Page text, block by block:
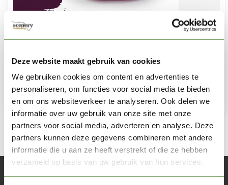
Deze website maakt gebruik van cookies
We gebruiken cookies om content en advertenties te
personaliseren, om functies voor social media te bieden
en om ons websiteverkeer te analyseren. Ook delen we
informatie over uw gebruik van onze site met onze
partners voor social media, adverteren en analyse. Deze
partners kunnen deze gegevens combineren met andere
informatie die u aan ze heeft verstrekt of die ze hebben
verzameld op basis van uw gebruik van hun services.
CITADEL
Barak-Nar Burgundy - Base Paint - 12ml - 21-49
€3,60
Niet op voorraad
Abonneer je op onze nieuwsbrief